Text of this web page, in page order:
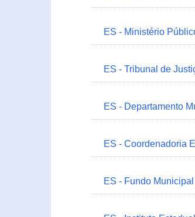
ES - Ministério
ES - Tribunal de
ES - Departamento
ES - Coordenadoria
ES - Fundo